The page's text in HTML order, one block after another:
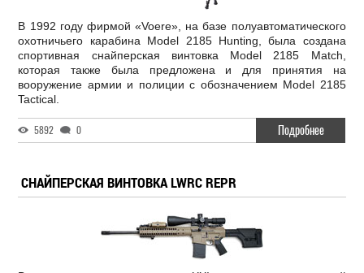
В 1992 году фирмой «Voere», на базе полуавтоматического
охотничьего карабина Model 2185 Hunting, была создана
спортивная снайперская винтовка Model 2185 Match,
которая также была предложена и для принятия на
вооружение армии и полиции с обозначением Model 2185
Tactical.
5892 0 Подробнее
СНАЙПЕРСКАЯ ВИНТОВКА LWRC REPR